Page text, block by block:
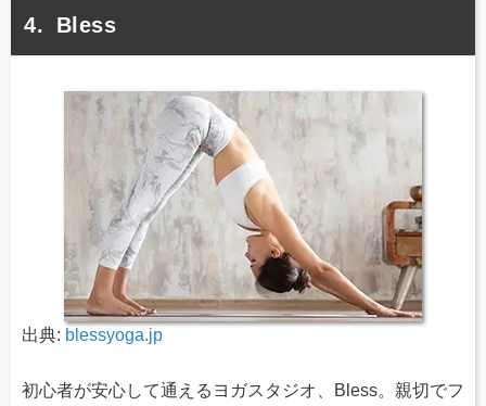
Bless
出典: blessyoga.jp
初心者が安心して通えるヨガスタジオ、Bless。親切でフ